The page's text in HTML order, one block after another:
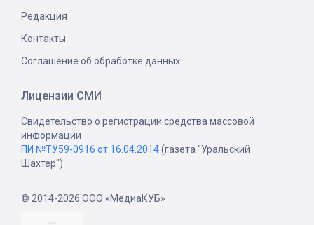
Редакция
Контакты
Соглашение об обработке данных
Лицензии СМИ
Свидетельство о регистрации средства массовой
информации
ПИ №ТУ59-0916 от 16.04.2014(газета "Уральский
Шахтер")
© 2014-2026 ООО «МедиаКУБ»